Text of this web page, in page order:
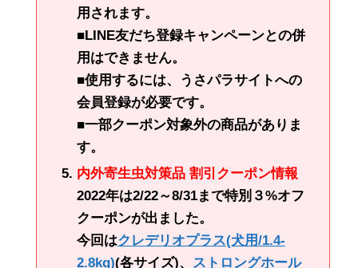
用されます。
■LINE友だち登録キャンペーンとの併
用はできません。
■使用するには、うさパラサイトへの
会員登録が必要です。
■一部クーポン対象外の商品がありま
す。
内外寄生虫対策品 割引クーポン情報
2022年は2/22～8/31まで特別３%オフ
クーポンが出ました。
今回はクレデリオプラス(犬用/1.4-
2.8kg)(各サイズ)、 ストロングホール